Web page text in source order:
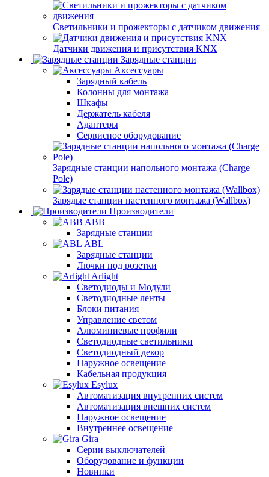
Светильники и прожекторы с датчиком движения
Датчики движения и присутствия KNX
Зарядные станции
Аксессуары
Зарядный кабель
Колонны для монтажа
Шкафы
Держатель кабеля
Адаптеры
Сервисное оборудование
Зарядные станции напольного монтажа (Charge
Pole)
Зарядые станции настенного монтажа (Wallbox)
Производители
ABB
Зарядные станции
ABL
Зарядные станции
Лючки под розетки
Arlight
Светодиоды и Модули
Светодиодные ленты
Блоки питания
Управление светом
Алюминиевые профили
Светодиодные светильники
Светодиодный декор
Наружное освещение
Кабельная продукция
Esylux
Автоматизация внутренних систем
Автоматизация внешних систем
Наружное освещение
Внутреннее освещение
Gira
Серии выключателей
Оборудование и функции
Новинки